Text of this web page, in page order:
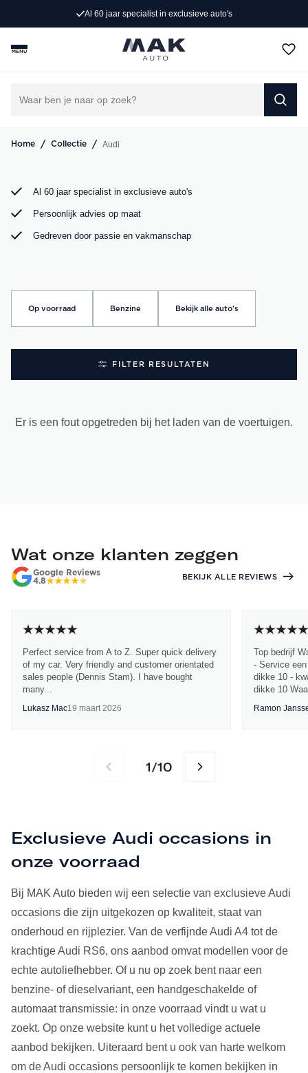
Al 60 jaar specialist in exclusieve auto's
MENU
Home / Collectie / Audi
Op zoek naar een exclusieve Audi occasion? Bij MAK
Auto vind je een zorgvuldig geselecteerd aanbod, van de
sportieve Audi A3 tot de krachtige Audi RS6. Bekijk ons
Al 60 jaar specialist in exclusieve auto's
Persoonlijk advies op maat
Gedreven door passie en vakmanschap
Op voorraad Benzine Bekijk alle auto's
FILTER RESULTATEN
Er is een fout opgetreden bij het laden van de voertuigen.
Wat onze klanten zeggen
Google Reviews
4.8
BEKIJK ALLE REVIEWS
Perfect service from A to Z. Super quick delivery
of my car. Very friendly and customer orientated
sales people (Dennis Stam). I have bought
many...
Lukasz Mac19 maart 2026
Top bedrijf
- Service
dikke 10 -
dikke 10
Ramon
1/10
Exclusieve Audi occasions in
onze voorraad
Bij MAK Auto bieden wij een selectie van exclusieve Audi
occasions die zijn uitgekozen op kwaliteit, staat van
onderhoud en rijplezier. Van de verfijnde Audi A4 tot de
krachtige Audi RS6, ons aanbod omvat modellen voor de
echte autoliefhebber. Of u nu op zoek bent naar een
benzine- of dieselvariant, een handgeschakelde of
automaat transmissie: in onze voorraad vindt u wat u
zoekt. Op onze website kunt u het volledige actuele
aanbod bekijken. Uiteraard bent u ook van harte welkom
om de Audi occasions persoonlijk te komen bekijken in